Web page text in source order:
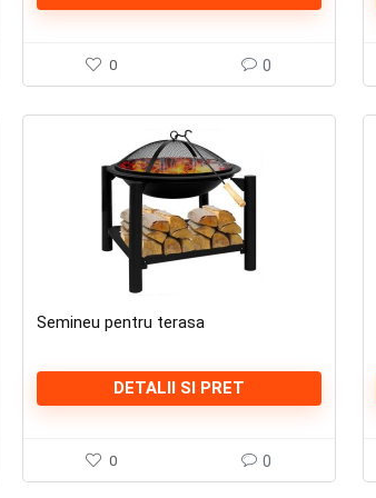
0 0
Semineu pentru terasa
DETALII SI PRET
0 0